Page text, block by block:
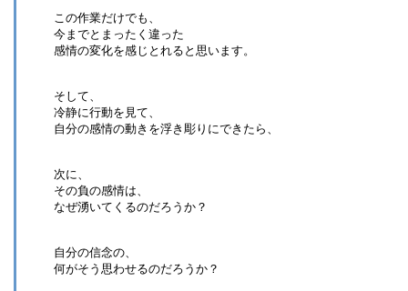
この作業だけでも、
今までとまったく違った
感情の変化を感じとれると思います。
そして、
冷静に行動を見て、
自分の感情の動きを浮き彫りにできたら、
次に、
その負の感情は、
なぜ湧いてくるのだろうか？
自分の信念の、
何がそう思わせるのだろうか？